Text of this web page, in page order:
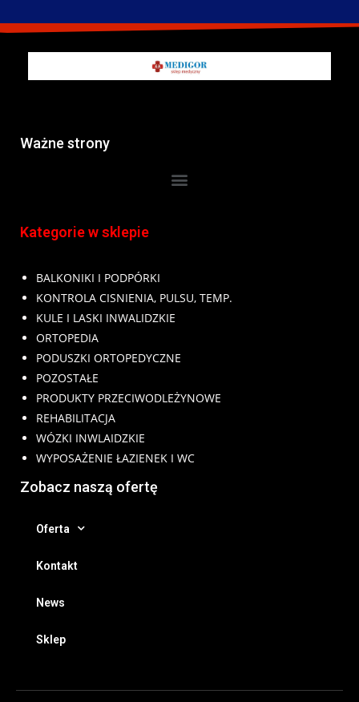
Ważne strony
Kategorie w sklepie
BALKONIKI I PODPÓRKI
KONTROLA CISNIENIA, PULSU, TEMP.
KULE I LASKI INWALIDZKIE
ORTOPEDIA
PODUSZKI ORTOPEDYCZNE
POZOSTAŁE
PRODUKTY PRZECIWODLEŻYNOWE
REHABILITACJA
WÓZKI INWLAIDZKIE
WYPOSAŻENIE ŁAZIENEK I WC
Zobacz naszą ofertę
Oferta
Kontakt
News
Sklep